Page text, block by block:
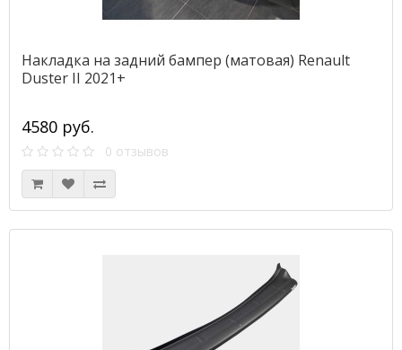
Накладка на задний бампер (матовая) Renault
Duster II 2021+
4580 руб.
0 отзывов